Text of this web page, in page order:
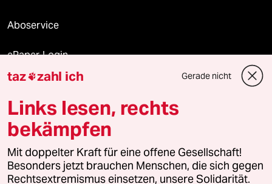
Aboservice
ePaper Login
Downloads für Abonnierende
© 2026 taz Verlags und Vertriebs GmbH
Alle Rechte vorbehalten. Bei rechtlichen Fragen oder für Genehmigungen
wenden Sie sich bitte an
lizenzen@taz.de
taz zahl ich Gerade nicht
Links lesen, rechts
bekämpfen
Mit doppelter Kraft für eine offene Gesellschaft!
Besonders jetzt brauchen Menschen, die sich gegen
Rechtsextremismus einsetzen, unsere Solidarität.